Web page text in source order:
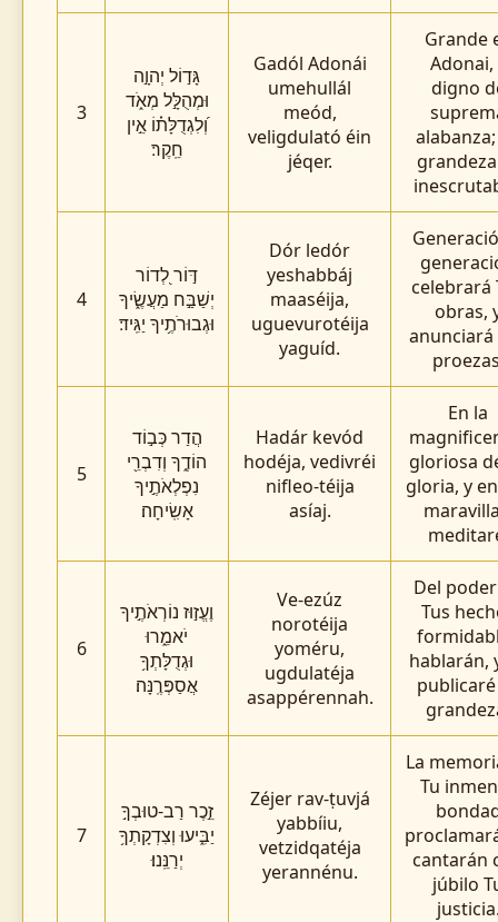
3
גָּד֣וֹל יְהוָ֣ה
וּמְהֻלָּ֣ל מְאֹ֑ד
וְ֝לִגְדֻלָּת֗וֹ אֵ֣ין
חֵֽקֶר׃
Gadól Adonái
umehullál
meód,
veligdulató éin
jéqer.
Grande
Adonai,
digno
4
דּ֣וֹר לְ֭דוֹר
יְשַׁבַּ֣ח מַעֲשֶׂ֑יךָ
וּגְבוּרֹתֶ֥יךָ יַגִּֽיד׃
Dór ledór
yeshabbáj
maaséija,
uguevurotéija
yaguíd.
celebrará
obras,
anunciará
5
הֲדַר כְּב֣וֹד
הוֹדֶ֑ךָ וְדִבְרֵ֖י
נִפְלְאֹתֶ֣יךָ
אָשִֽׂיחָה׃
Hadár kevód
hodéja, vedivréi
nifleo-téija
asíaj.
En la
gloriosa
gloria, y
6
וֶעֱז֣וּז נוֹרְאֹתֶ֣יךָ
יֹאמֵ֑רוּ
וּגְדֻלָּתְךָ֥
אֲסַפְּרֶֽנָּה׃
Ve-ezúz
norotéija
yoméru,
ugdulatéja
asappérennah.
Del
Tus
hablarán,
publicaré
7
זֵ֣כֶר רַב-טוּבְךָ֣
יַבִּ֑יעוּ וְצִדְקָתְךָ֥
יְרַנֵּֽנוּ׃
Zéjer rav-ṭuvjá
yabbíiu,
vetzidqatéja
yerannénu.
La
Tu
cantarán
júbilo